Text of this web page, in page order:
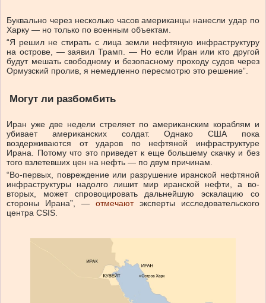
Буквально через несколько часов американцы нанесли удар по
Харку — но только по военным объектам.
“Я решил не стирать с лица земли нефтяную инфраструктуру
на острове, — заявил Трамп. — Но если Иран или кто другой
будут мешать свободному и безопасному проходу судов через
Ормузский пролив, я немедленно пересмотрю это решение”.
Могут ли разбомбить
Иран уже две недели стреляет по американским кораблям и
убивает американских солдат. Однако США пока
воздерживаются от ударов по нефтяной инфраструктуре
Ирана. Потому что это приведет к еще большему скачку и без
того взлетевших цен на нефть — по двум причинам.
“Во-первых, повреждение или разрушение иранской нефтяной
инфраструктуры надолго лишит мир иранской нефти, а во-
вторых, может спровоцировать дальнейшую эскалацию со
стороны Ирана”, — отмечаютэксперты исследовательского
центра CSIS.